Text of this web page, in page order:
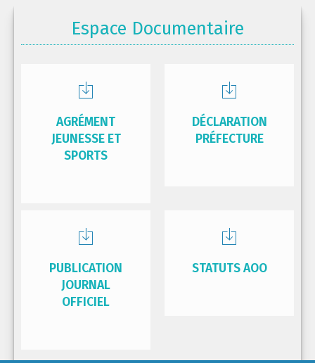
Espace Documentaire
AGRÉMENT
JEUNESSE ET
SPORTS
DÉCLARATION
PRÉFECTURE
PUBLICATION
JOURNAL
OFFICIEL
STATUTS AOO